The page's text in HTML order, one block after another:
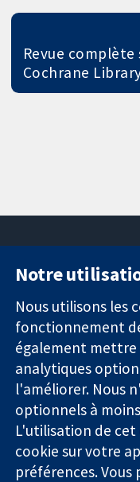
Revue complète
Cochrane
Des données
probantes.
Des décisions
éclairées.
Une meilleure
santé.
Notre
Nous utilisons les
fonctionnement
également mettre
analytiques
l'améliorer. Nous
optionnels à
L'utilisation de
cookie sur votre
préférences.